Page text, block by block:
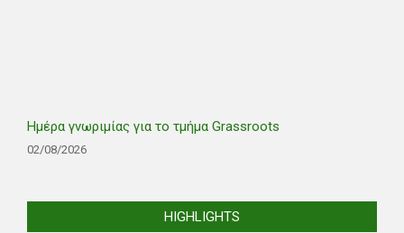
Ημέρα γνωριμίας για το τμήμα Grassroots
02/08/2026
HIGHLIGHTS